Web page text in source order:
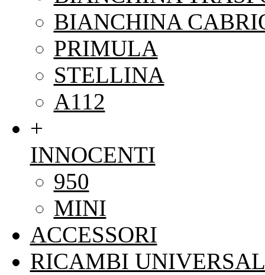
BIANCHINA
PRIMULA
STELLINA
A112
+
INNOCENTI
950
MINI
ACCESSORI
RICAMBI